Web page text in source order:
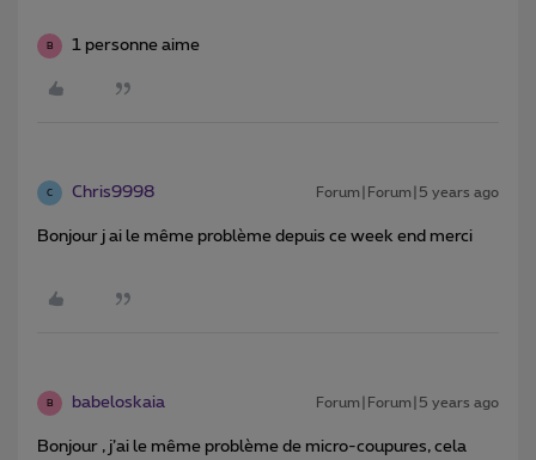
B 1 personne aime
C Chris9998 Forum|Forum|5 years ago
Bonjour j ai le même problème depuis ce week end merci
B babeloskaia Forum|Forum|5 years ago
Bonjour , j’ai le même problème de micro-coupures, cela